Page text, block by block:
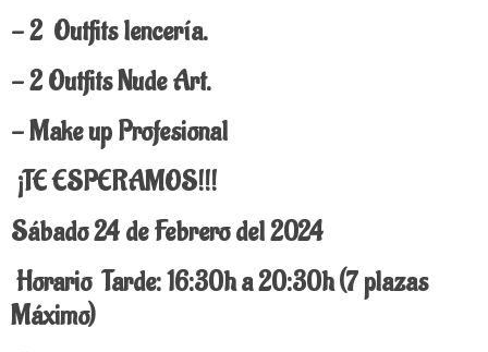
- 2 Outfits lencería.
- 2 Outfits Nude Art.
- Make up Profesional
¡TE ESPERAMOS!!!
Sábado 24 de Febrerodel 2024
Horario Tarde: 16:30h a 20:30h (7 plazas
Máximo)